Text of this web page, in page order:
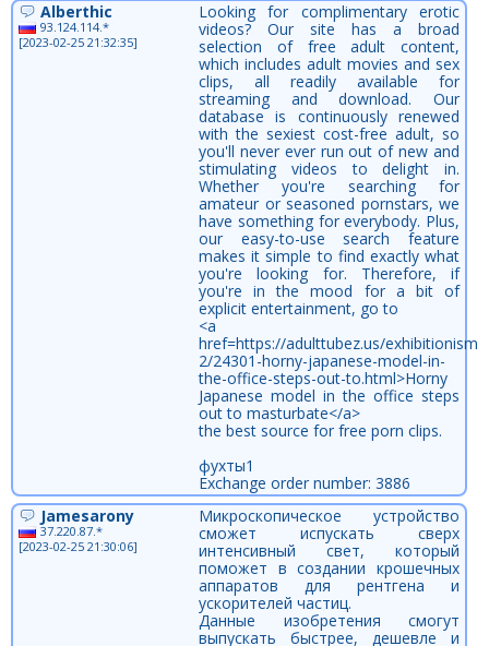
Alberthic
93.124.114.*
[2023-02-25 21:32:35]
Looking for complimentary erotic
videos? Our site has a broad
selection of free adult content,
which includes adult movies and sex
clips, all readily available for
streaming and download. Our
database is continuously renewed
with the sexiest cost-free adult, so
you'll never ever run out of new and
stimulating videos to delight in.
Whether you're searching for
amateur or seasoned pornstars, we
have something for everybody. Plus,
our easy-to-use search feature
makes it simple to find exactly what
you're looking for. Therefore, if
you're in the mood for a bit of
explicit entertainment, go to
<a
href=https://adulttubez.us/exhibitionism-
2/24301-horny-japanese-model-in-
the-office-steps-out-to.html>Horny
Japanese model in the office steps
out to masturbate</a>
the best source for free porn clips.
фухты1
Exchange order number: 3886
Jamesarony
37.220.87.*
[2023-02-25 21:30:06]
Микроскопическое устройство
сможет испускать сверх
интенсивный свет, который
поможет в создании крошечных
аппаратов для рентгена и
ускорителей частиц.
Данные изобретения смогут
выпускать быстрее, дешевле и